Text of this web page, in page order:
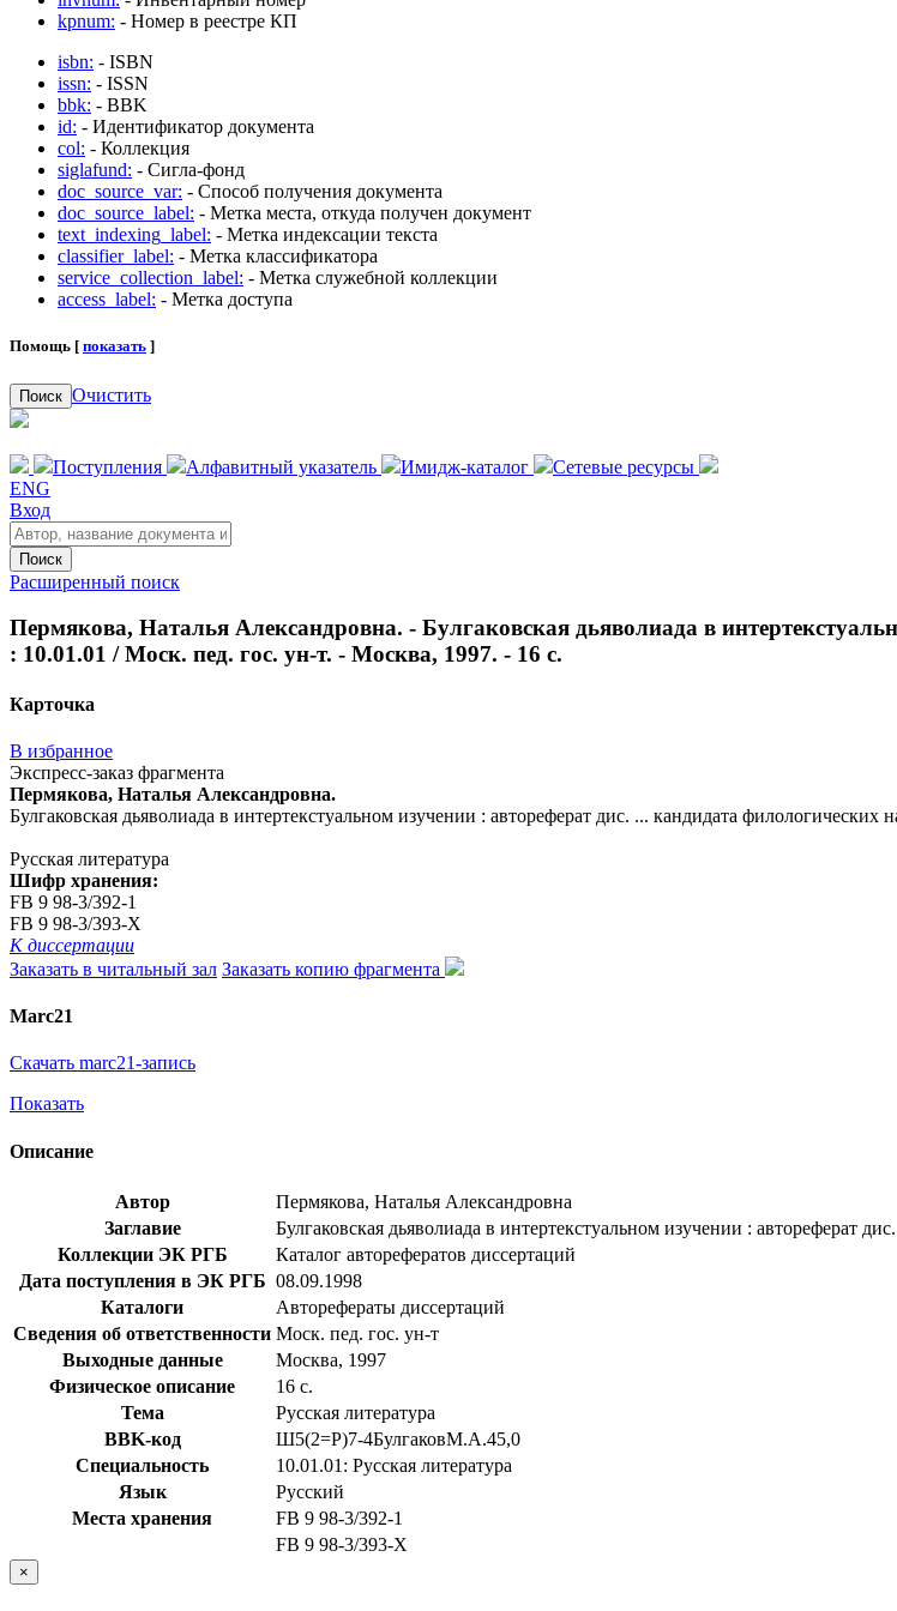
kpnum: - Номер в реестре КП
isbn: - ISBN
issn: - ISSN
bbk: - BBK
id: - Идентификатор документа
col: - Коллекция
siglafund: - Сигла-фонд
doc_source_var: - Способ получения документа
doc_source_label: - Метка места, откуда получен документ
text_indexing_label: - Метка индексации текста
classifier_label: - Метка классификатора
service_collection_label: - Метка служебной коллекции
access_label: - Метка доступа
Помощь [ показать ]
Поиск Очистить
Поступления Алфавитный указатель Имидж-каталог
Сетевые ресурсы
ENG
Вход
Поиск
Расширенный поиск
Пермякова, Наталья Александровна. - Булгаковская дьяволиада в
: 10.01.01 / Моск. пед. гос. ун-т. - Москва, 1997. - 16 с.
Карточка
В избранное
Экспресс-заказ фрагмента
Пермякова, Наталья Александровна.
Булгаковская дьяволиада в интертекстуальном изучении : автореферат дис. ... кандидата
Русская литература
Шифр хранения:
FB 9 98-3/392-1
FB 9 98-3/393-X
К диссертации
Заказать в читальный зал Заказать копию фрагмента
Marc21
Скачать marc21-запись
Показать
Описание
Автор
Пермякова, Наталья Александровна
Заглавие
Булгаковская дьяволиада в интертекстуальном изучении : автореферат
Коллекции ЭК РГБ
Каталог авторефератов диссертаций
Дата поступления в ЭК РГБ 08.09.1998
Каталоги
Авторефераты диссертаций
Сведения об ответственности Моск. пед. гос. ун-т
Выходные данные
Москва, 1997
Физическое описание
16 с.
Тема
Русская литература
BBK-код
Ш5(2=Р)7-4БулгаковМ.А.45,0
Специальность
10.01.01: Русская литература
Язык
Русский
Места хранения
FB 9 98-3/392-1
FB 9 98-3/393-X
×